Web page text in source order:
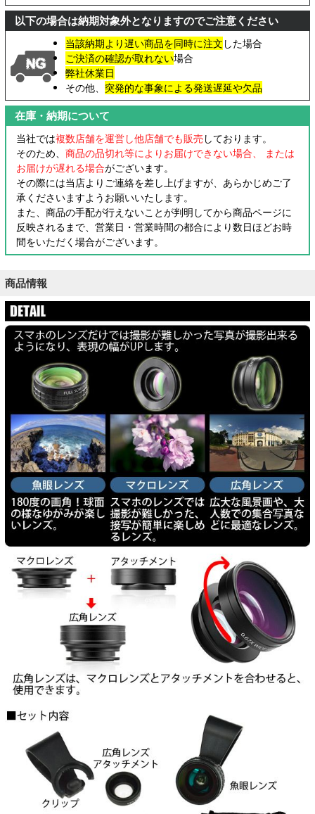
以下の場合は納期対象外となりますのでご注意ください
当該納期より遅い商品を同時に注文 した場合
ご決済の確認が取れない場合
弊社休業日
その他、 突発的な事象による発送遅延や欠品
在庫・納期について
当社では複数店舗を運営し他店舗でも販売 しております。
そのため、 商品の品切れ等によりお届けできない場合、 または
お届けが遅れる場合がございます。
その際には当店よりご連絡を差し上げますが、あらかじめご了
承くださいますようお願いいたします。
また、商品の手配が行えないことが判明してから商品ページに
反映されるまで、営業日・営業時間の都合により数日ほどお時
間をいただく場合がございます。
商品情報